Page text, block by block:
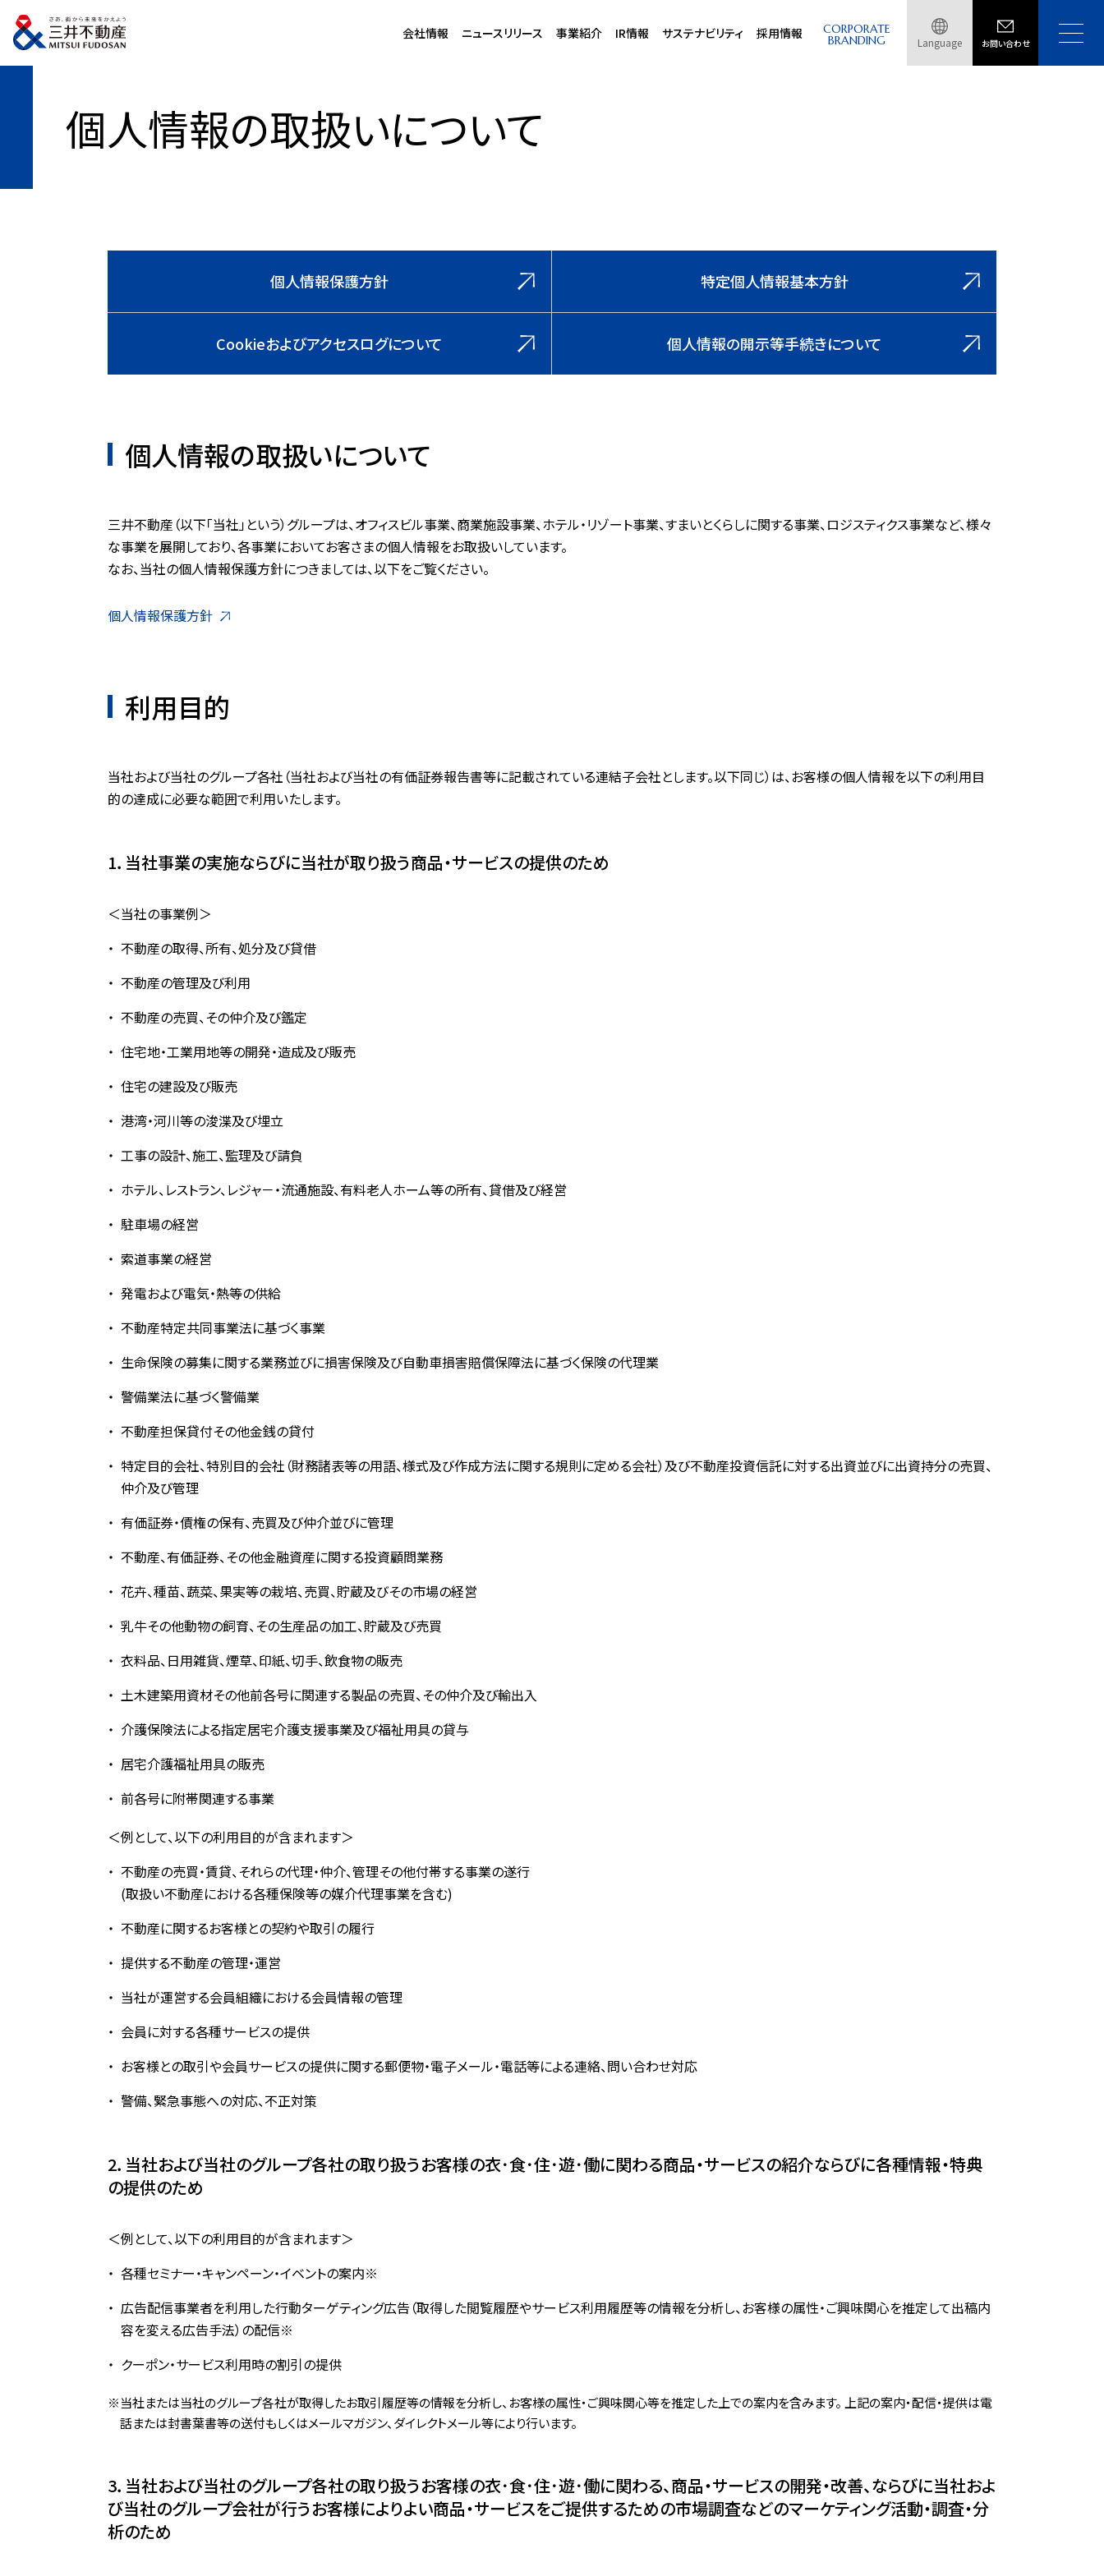
会社情報 ニュースリリース 事業紹介 IR情報 サステナビリティ 採用情報 CORPORATE
BRANDING Language お問い合わせ
トップページ 個人情報保護方針
個人情報の取扱いについて
個人情報保護方針 特定個人情報基本方針
Cookieおよびアクセスログについて 個人情報の開示等手続きについて
個人情報の取扱いについて
三井不動産（以下「当社」という）グループは、オフィスビル事業、商業施設事業、ホテル・リゾート事業、すまいとくらしに関する事業、ロジスティクス事業など、様々
な事業を展開しており、各事業においてお客さまの個人情報をお取扱いしています。
なお、当社の個人情報保護方針につきましては、以下をご覧ください。
個人情報保護方針
利用目的
当社および当社のグループ各社（当社および当社の有価証券報告書等に記載されている連結子会社とします。以下同じ）は、お客様の個人情報を以下の利用目
的の達成に必要な範囲で利用いたします。
1．当社事業の実施ならびに当社が取り扱う商品・サービスの提供のため
＜当社の事業例＞
不動産の取得、所有、処分及び貸借
不動産の管理及び利用
不動産の売買、その仲介及び鑑定
住宅地・工業用地等の開発・造成及び販売
住宅の建設及び販売
港湾・河川等の浚渫及び埋立
工事の設計、施工、監理及び請負
ホテル、レストラン、レジャ－・流通施設、有料老人ホーム等の所有、貸借及び経営
駐車場の経営
索道事業の経営
発電および電気・熱等の供給
不動産特定共同事業法に基づく事業
生命保険の募集に関する業務並びに損害保険及び自動車損害賠償保障法に基づく保険の代理業
警備業法に基づく警備業
不動産担保貸付その他金銭の貸付
特定目的会社、特別目的会社（財務諸表等の用語、様式及び作成方法に関する規則に定める会社）及び不動産投資信託に対する出資並びに出資持分の売買、
仲介及び管理
有価証券・債権の保有、売買及び仲介並びに管理
不動産、有価証券、その他金融資産に関する投資顧問業務
花卉、種苗、蔬菜、果実等の栽培、売買、貯蔵及びその市場の経営
乳牛その他動物の飼育、その生産品の加工、貯蔵及び売買
衣料品、日用雑貨、煙草、印紙、切手、飲食物の販売
土木建築用資材その他前各号に関連する製品の売買、その仲介及び輸出入
介護保険法による指定居宅介護支援事業及び福祉用具の貸与
居宅介護福祉用具の販売
前各号に附帯関連する事業
＜例として、以下の利用目的が含まれます＞
不動産の売買・賃貸、それらの代理・仲介、管理その他付帯する事業の遂行
(取扱い不動産における各種保険等の媒介代理事業を含む)
不動産に関するお客様との契約や取引の履行
提供する不動産の管理・運営
当社が運営する会員組織における会員情報の管理
会員に対する各種サービスの提供
お客様との取引や会員サービスの提供に関する郵便物・電子メール・電話等による連絡、問い合わせ対応
警備、緊急事態への対応、不正対策
2．当社および当社のグループ各社の取り扱うお客様の衣･食･住･遊･働に関わる商品・サービスの紹介ならびに各種情報・特典
の提供のため
＜例として、以下の利用目的が含まれます＞
各種セミナー・キャンペーン・イベントの案内※
広告配信事業者を利用した行動ターゲティング広告（取得した閲覧履歴やサービス利用履歴等の情報を分析し、お客様の属性・ご興味関心を推定して出稿内
容を変える広告手法）の配信※
クーポン・サービス利用時の割引の提供
※当社または当社のグループ各社が取得したお取引履歴等の情報を分析し、お客様の属性・ご興味関心等を推定した上での案内を含みます。 上記の案内・配信・提供は電
話または封書葉書等の送付もしくはメールマガジン、ダイレクトメール等により行います。
3．当社および当社のグループ各社の取り扱うお客様の衣･食･住･遊･働に関わる、商品・サービスの開発・改善、ならびに当社およ
び当社のグループ会社が行うお客様によりよい商品・サービスをご提供するための市場調査などのマーケティング活動・調査・分
析のため